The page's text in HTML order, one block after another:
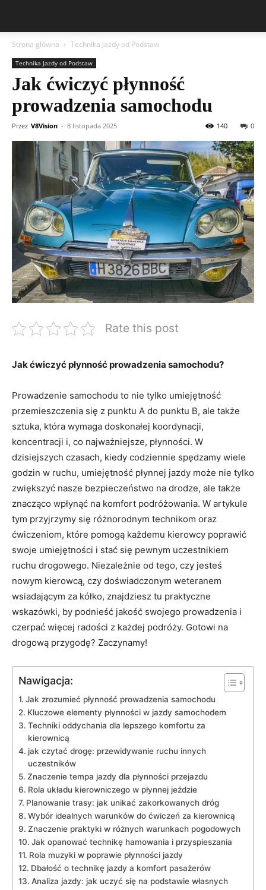
Strona główna Technika Jazdy od Podstaw
Technika Jazdy od Podstaw
Jak ćwiczyć płynność
prowadzenia samochodu
Przez V8Vision - 8 listopada 2025 0
140
Rate this post
Jak ćwiczyć płynność prowadzenia samochodu?
Prowadzenie samochodu to nie tylko umiejętność
przemieszczenia się z punktu A do punktu B, ale także
sztuka, która wymaga doskonałej koordynacji,
koncentracji i, co najważniejsze, płynności. W
dzisiejszych czasach, kiedy codziennie spędzamy wiele
godzin w ruchu, umiejętność płynnej jazdy może nie tylko
zwiększyć nasze bezpieczeństwo na drodze, ale także
znacząco wpłynąć na komfort podróżowania. W artykule
tym przyjrzymy się różnorodnym technikom oraz
ćwiczeniom, które pomogą każdemu kierowcy poprawić
swoje umiejętności i stać się pewnym uczestnikiem
ruchu drogowego. Niezależnie od tego, czy jesteś
nowym kierowcą, czy doświadczonym weteranem
wsiadającym za kółko, znajdziesz tu praktyczne
wskazówki, by podnieść jakość swojego prowadzenia i
czerpać więcej radości z każdej podróży. Gotowi na
drogową przygodę? Zaczynamy!
Nawigacja:
Jak zrozumieć płynność prowadzenia samochodu
Kluczowe elementy płynności w jazdy samochodem
Techniki oddychania dla lepszego komfortu za
kierownicą
jak czytać drogę: przewidywanie ruchu innych
uczestników
Znaczenie tempa jazdy dla płynności przejazdu
Rola układu kierowniczego w płynnej jeździe
Planowanie trasy: jak unikać zakorkowanych dróg
Wybór idealnych warunków do ćwiczeń za kierownicą
Znaczenie praktyki w różnych warunkach pogodowych
Jak opanować technikę hamowania i przyspieszania
Rola muzyki w poprawie płynności jazdy
Dbałość o technikę jazdy a komfort pasażerów
Analiza jazdy: jak uczyć się na podstawie własnych